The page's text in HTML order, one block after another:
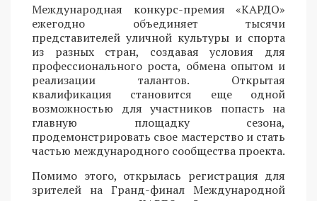
Международная конкурс-премия «КАРДО»
ежегодно объединяет тысячи
представителей уличной культуры и спорта
из разных стран, создавая условия для
профессионального роста, обмена опытом и
реализации талантов. Открытая
квалификация становится еще одной
возможностью для участников попасть на
главную площадку сезона,
продемонстрировать свое мастерство и стать
частью международного сообщества проекта.
Помимо этого, открылась регистрация для
зрителей на Гранд-финал Международной